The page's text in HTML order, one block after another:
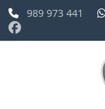
989 973 441